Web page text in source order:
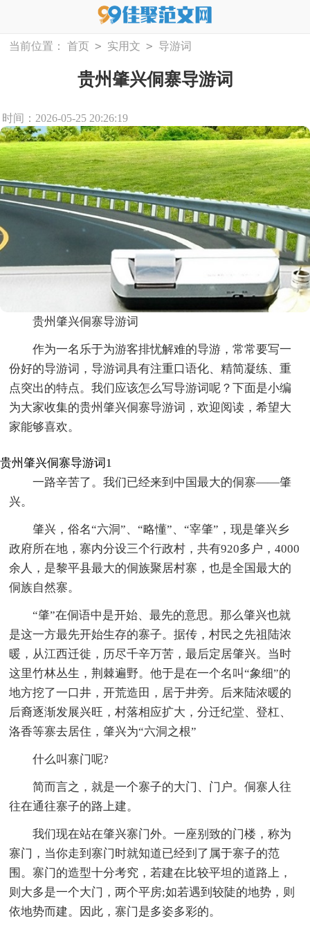
当前位置： 首页 > 实用文 > 导游词
贵州肇兴侗寨导游词
时间：2026-05-25 20:26:19
贵州肇兴侗寨导游词
作为一名乐于为游客排忧解难的导游，常常要写一
份好的导游词，导游词具有注重口语化、精简凝练、重
点突出的特点。我们应该怎么写导游词呢？下面是小编
为大家收集的贵州肇兴侗寨导游词，欢迎阅读，希望大
家能够喜欢。
贵州肇兴侗寨导游词1
一路辛苦了。我们已经来到中国最大的侗寨——肇
兴。
肇兴，俗名“六洞”、“略懂”、“宰肇”，现是肇兴乡
政府所在地，寨内分设三个行政村，共有920多户，4000
余人，是黎平县最大的侗族聚居村寨，也是全国最大的
侗族自然寨。
“肇”在侗语中是开始、最先的意思。那么肇兴也就
是这一方最先开始生存的寨子。据传，村民之先祖陆浓
暖，从江西迁徙，历尽千辛万苦，最后定居肇兴。当时
这里竹林丛生，荆棘遍野。他于是在一个名叫“象细”的
地方挖了一口井，开荒造田，居于井旁。后来陆浓暖的
后裔逐渐发展兴旺，村落相应扩大，分迁纪堂、登杠、
洛香等寨去居住，肇兴为“六洞之根”
什么叫寨门呢?
简而言之，就是一个寨子的大门、门户。侗寨人往
往在通往寨子的路上建。
我们现在站在肇兴寨门外。一座别致的门楼，称为
寨门，当你走到寨门时就知道已经到了属于寨子的范
围。寨门的造型十分考究，若建在比较平坦的道路上，
则大多是一个大门，两个平房;如若遇到较陡的地势，则
依地势而建。因此，寨门是多姿多彩的。